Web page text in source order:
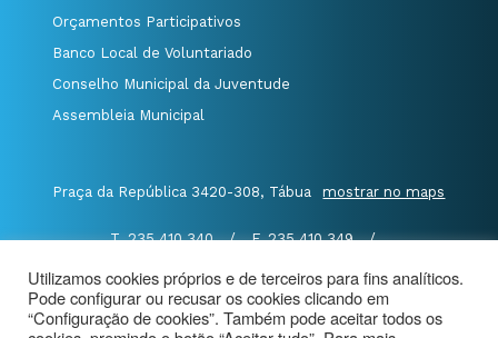
Orçamentos Participativos
Banco Local de Voluntariado
Conselho Municipal da Juventude
Assembleia Municipal
Praça da República 3420-308, Tábua mostrar no maps
T. 235 410 340 / F. 235 410 349
/
@Município de Tábua | Mapa do Portal
|
Politica de Privacidade
|
Utilizamos cookies próprios e de terceiros para fins analíticos.
Pode configurar ou recusar os cookies clicando em
“Configuração de cookies”. Também pode aceitar todos os